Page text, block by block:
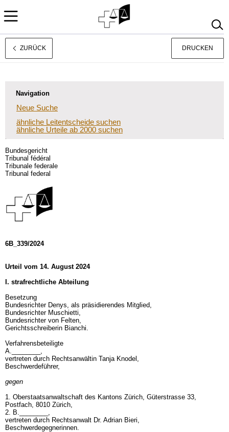
Français
ZURÜCK DRUCKEN
Navigation
Neue Suche
ähnliche Leitentscheide suchen
ähnliche Urteile ab 2000 suchen
Bundesgericht
Tribunal fédéral
Tribunale federale
Tribunal federal
6B_339/2024
Urteil vom 14. August 2024
I. strafrechtliche Abteilung
Besetzung
Bundesrichter Denys, als präsidierendes Mitglied,
Bundesrichter Muschietti,
Bundesrichter von Felten,
Gerichtsschreiberin Bianchi.
Verfahrensbeteiligte
A.________,
vertreten durch Rechtsanwältin Tanja Knodel,
Beschwerdeführer,
gegen
1. Oberstaatsanwaltschaft des Kantons Zürich, Güterstrasse 33,
Postfach, 8010 Zürich,
2. B.________,
vertreten durch Rechtsanwalt Dr. Adrian Bieri,
Beschwerdegegnerinnen.